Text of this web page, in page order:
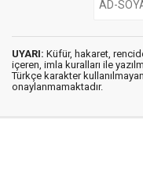
UYARI: Küfür, hakaret,
içeren, imla kuralları ile
Türkçe karakter
onaylanmamaktadır.